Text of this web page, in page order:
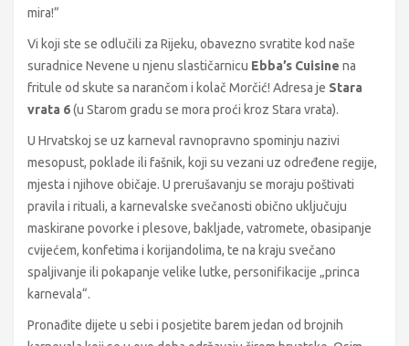
mira!”
Vi koji ste se odlučili za Rijeku, obavezno svratite kod naše
suradnice Nevene u njenu slastičarnicu Ebba’s Cuisine na
fritule od skute sa narančom i kolač Morčić! Adresa je Stara
vrata 6(u Starom gradu se mora proći kroz Stara vrata).
U Hrvatskoj se uz karneval ravnopravno spominju nazivi
mesopust, poklade ili fašnik, koji su vezani uz određene regije,
mjesta i njihove običaje. U prerušavanju se moraju poštivati
pravila i rituali, a karnevalske svečanosti obično uključuju
maskirane povorke i plesove, bakljade, vatromete, obasipanje
cvijećem, konfetima i korijandolima, te na kraju svečano
spaljivanje ili pokapanje velike lutke, personifikacije „princa
karnevala“.
Pronađite dijete u sebi i posjetite barem jedan od brojnih